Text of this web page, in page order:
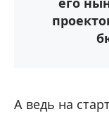
А ведь на